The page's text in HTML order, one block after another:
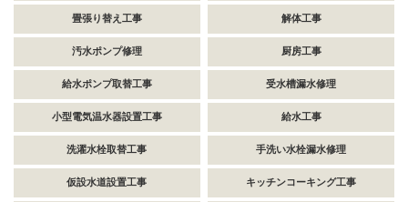
畳張り替え工事 解体工事
汚水ポンプ修理 厨房工事
給水ポンプ取替工事 受水槽漏水修理
小型電気温水器設置工事 給水工事
洗濯水栓取替工事 手洗い水栓漏水修理
仮設水道設置工事 キッチンコーキング工事